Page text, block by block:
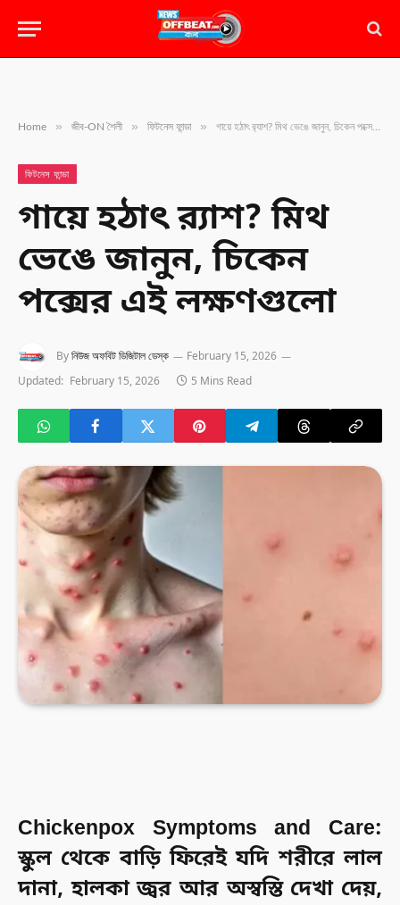
Home » জীব-ON শৈলী » ফিটনেস ফান্ডা » গায়ে হঠাৎ র‍্যাশ? মিথ ভেঙে জানুন, চিকেন পক্সের এই লক্ষণগুলো
ফিটনেস ফান্ডা
গায়ে হঠাৎ র‍্যাশ? মিথ
ভেঙে জানুন, চিকেন
পক্সের এই লক্ষণগুলো
Byনিউজ অফবিট ডিজিটাল ডেস্ক
February 15, 2026
Updated: February 15, 2026 5 Mins Read
Chickenpox Symptoms and Care:
স্কুল থেকে বাড়ি ফিরেই যদি শরীরে লাল
দানা, হালকা জ্বর আর অস্বস্তি দেখা দেয়,